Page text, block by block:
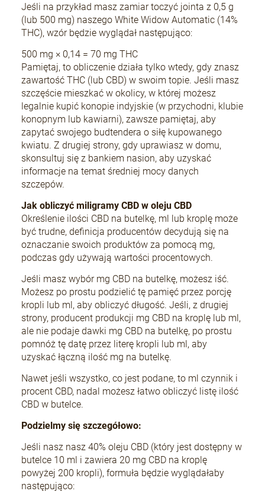
Jeśli na przykład masz zamiar toczyć jointa z 0,5 g
(lub 500 mg) naszego White Widow Automatic (14%
THC), wzór będzie wyglądał następująco:
500 mg × 0,14 = 70 mg THC
Pamiętaj, to obliczenie działa tylko wtedy, gdy znasz
zawartość THC (lub CBD) w swoim topie. Jeśli masz
szczęście mieszkać w okolicy, w której możesz
legalnie kupić konopie indyjskie (w przychodni, klubie
konopnym lub kawiarni), zawsze pamiętaj, aby
zapytać swojego budtendera o siłę kupowanego
kwiatu. Z drugiej strony, gdy uprawiasz w domu,
skonsultuj się z bankiem nasion, aby uzyskać
informacje na temat średniej mocy danych
szczepów.
Jak obliczyć miligramy CBD w oleju CBD
Określenie ilości CBD na butelkę, ml lub kroplę może
być trudne, definicja producentów decydują się na
oznaczanie swoich produktów za pomocą mg,
podczas gdy używają wartości procentowych.
Jeśli masz wybór mg CBD na butelkę, możesz iść.
Możesz po prostu podzielić tę pamięć przez porcję
kropli lub ml, aby obliczyć długość. Jeśli, z drugiej
strony, producent produkcji mg CBD na kroplę lub ml,
ale nie podaje dawki mg CBD na butelkę, po prostu
pomnóż tę datę przez literę kropli lub ml, aby
uzyskać łączną ilość mg na butelkę.
Nawet jeśli wszystko, co jest podane, to ml czynnik i
procent CBD, nadal możesz łatwo obliczyć listę ilość
CBD w butelce.
Podzielmy się szczegółowo:
Jeśli nasz nasz 40% oleju CBD (który jest dostępny w
butelce 10 ml i zawiera 20 mg CBD na kroplę
powyżej 200 kropli), formuła będzie wyglądałaby
następująco: